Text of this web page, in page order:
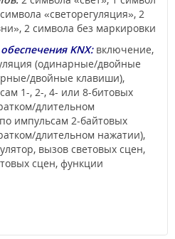
«светорегуляция», 2
2 символа без маркировки
KNX:включение,
(одинарные/двойные
двойные клавиши),
1-, 2-, 4- или 8-битовых
длительном
импульсам 2-байтовых
длительном нажатии),
вызов световых сцен,
сцен, функции